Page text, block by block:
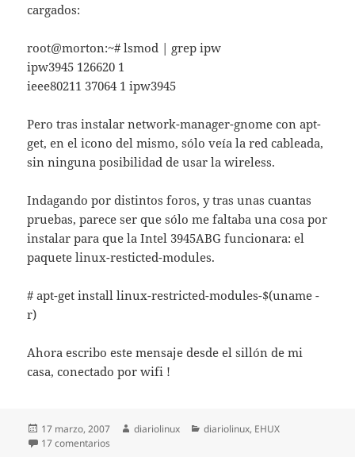
cargados:
root@morton:~# lsmod | grep ipw
ipw3945 126620 1
ieee80211 37064 1 ipw3945
Pero tras instalar network-manager-gnome con apt-
get, en el icono del mismo, sólo veía la red cableada,
sin ninguna posibilidad de usar la wireless.
Indagando por distintos foros, y tras unas cuantas
pruebas, parece ser que sólo me faltaba una cosa por
instalar para que la Intel 3945ABG funcionara: el
paquete linux-resticted-modules.
# apt-get install linux-restricted-modules-$(uname -
r)
Ahora escribo este mensaje desde el sillón de mi
casa, conectado por wifi !
Publicado
el
17 marzo, 2007 Autor
diariolinux Categorías
diariolinux, EHUX
17 comentarios